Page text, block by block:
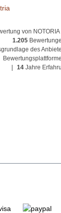
von
1.205
des
14 Jahre